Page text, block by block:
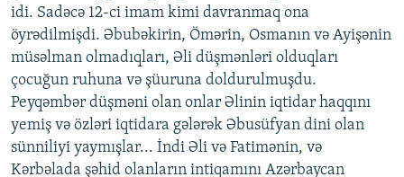
idi. Sadəcə 12-ci imam kimi davranmaq ona
öyrədilmişdi. Əbubəkirin, Ömərin, Osmanın və Ayişənin
müsəlman olmadıqları, Əli düşmənləri olduqları
çocuğun ruhuna və şüuruna doldurulmuşdu.
Peyqəmbər düşməni olan onlar Əlinin iqtidar haqqını
yemiş və özləri iqtidara gələrək Əbusüfyan dini olan
sünniliyi yaymışlar... İndi Əli və Fatimənin, və
Kərbəlada şəhid olanların intiqamını Azərbaycan